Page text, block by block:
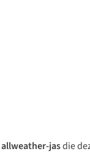
allweather-jasdie